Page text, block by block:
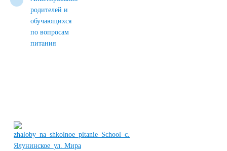
родителей и
обучающихся
по вопросам
питания